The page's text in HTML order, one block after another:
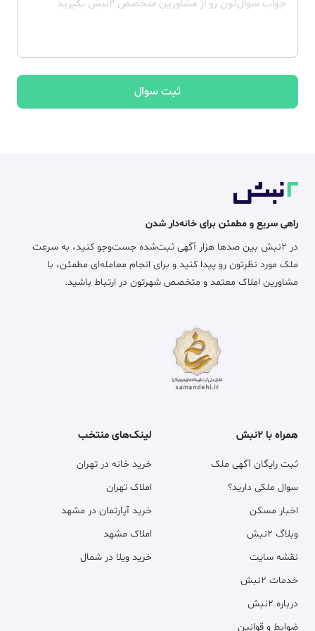
ثبت سوال
راهی سریع و مطمئن برای خانه‌دار شدن
در ۲نبش بین صدها هزار آگهی ثبت‌شده جست‌وجو کنید، به سرعت
ملک مورد نظرتون رو پیدا کنید و برای انجام معامله‌ای مطمئن، با
مشاورین املاک معتمد و متخصص شهرتون در ارتباط باشید.
همراه با ۲نبش
ثبت رایگان آگهی ملک
سوال ملکی دارید؟
اخبار مسکن
وبلاگ ۲نبش
نقشه سایت
خدمات ۲نبش
درباره ۲نبش
ضوابط و قوانین
لینک‌های منتخب
خرید خانه در تهران
املاک تهران
خرید آپارتمان در مشهد
املاک مشهد
خرید ویلا در شمال